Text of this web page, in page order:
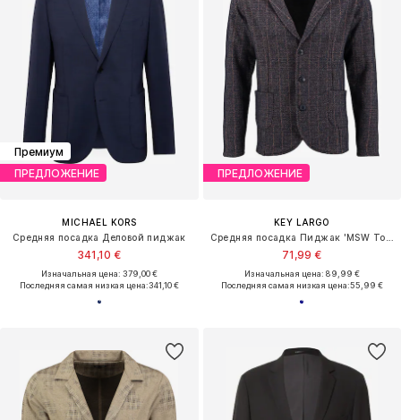
Премиум
ПРЕДЛОЖЕНИЕ
MICHAEL KORS
Средняя посадка Деловой пиджак
341,10 €
Изначальная цена: 379,00 €
Последняя самая низкая цена:341,10 €
ПРЕДЛОЖЕНИЕ
KEY LARGO
71,99 €
Изначальная цена: 89,99 €
Последняя самая низкая цена:55,99 €